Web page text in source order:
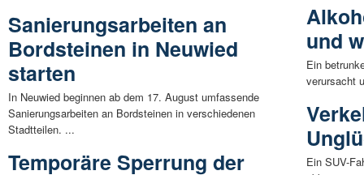
Sanierungsarbeiten an
Bordsteinen in Neuwied
starten
In Neuwied beginnen ab dem 17. August umfassende
Sanierungsarbeiten an Bordsteinen in verschiedenen
Stadtteilen. ...
Temporäre Sperrung der
und
Ein
verursacht
Ein SUV-